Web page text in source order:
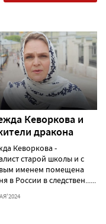
Кеворкова и
дракона
Кеворкова -
старой школы и с
именем помещена
в России в следствен......